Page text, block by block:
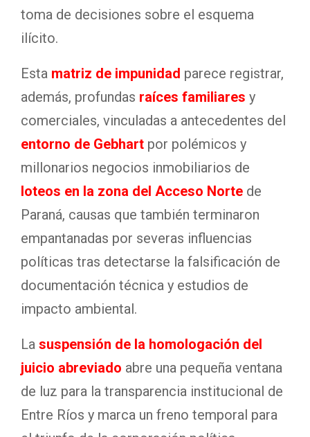
toma de decisiones sobre el esquema
ilícito.
Esta matriz de impunidad parece registrar,
además, profundas raíces familiares y
comerciales, vinculadas a antecedentes del
entorno de Gebhart por polémicos y
millonarios negocios inmobiliarios de
loteos en la zona del Acceso Norte de
Paraná, causas que también terminaron
empantanadas por severas influencias
políticas tras detectarse la falsificación de
documentación técnica y estudios de
impacto ambiental.
La suspensión de la homologación del
juicio abreviado abre una pequeña ventana
de luz para la transparencia institucional de
Entre Ríos y marca un freno temporal para